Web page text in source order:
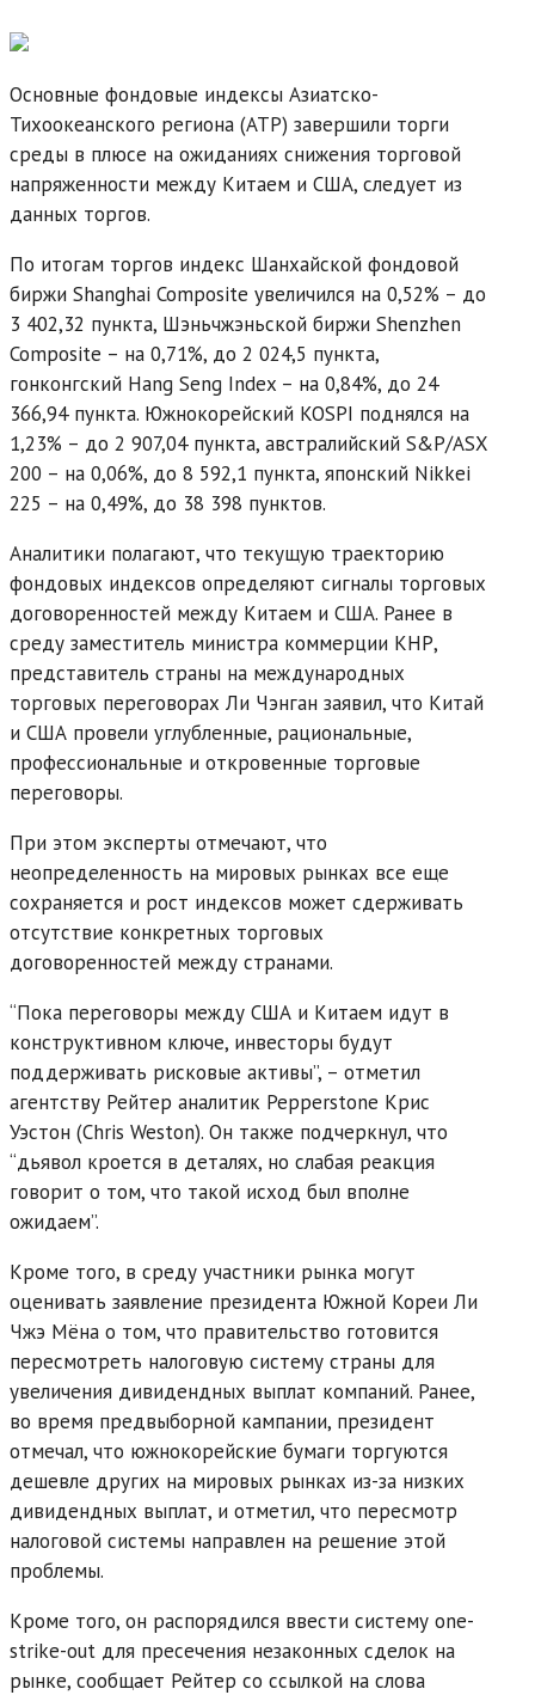
Основные фондовые индексы Азиатско-
Тихоокеанского региона (АТР) завершили торги
среды в плюсе на ожиданиях снижения торговой
напряженности между Китаем и США, следует из
данных торгов.
По итогам торгов индекс Шанхайской фондовой
биржи Shanghai Composite увеличился на 0,52% – до
3 402,32 пункта, Шэньчжэньской биржи Shenzhen
Composite – на 0,71%, до 2 024,5 пункта,
гонконгский Hang Seng Index – на 0,84%, до 24
366,94 пункта. Южнокорейский KOSPI поднялся на
1,23% – до 2 907,04 пункта, австралийский S&P/ASX
200 – на 0,06%, до 8 592,1 пункта, японский Nikkei
225 – на 0,49%, до 38 398 пунктов.
Аналитики полагают, что текущую траекторию
фондовых индексов определяют сигналы торговых
договоренностей между Китаем и США. Ранее в
среду заместитель министра коммерции КНР,
представитель страны на международных
торговых переговорах Ли Чэнган заявил, что Китай
и США провели углубленные, рациональные,
профессиональные и откровенные торговые
переговоры.
При этом эксперты отмечают, что
неопределенность на мировых рынках все еще
сохраняется и рост индексов может сдерживать
отсутствие конкретных торговых
договоренностей между странами.
“Пока переговоры между США и Китаем идут в
конструктивном ключе, инвесторы будут
поддерживать рисковые активы”, – отметил
агентству Рейтер аналитик Pepperstone Крис
Уэстон (Chris Weston). Он также подчеркнул, что
“дьявол кроется в деталях, но слабая реакция
говорит о том, что такой исход был вполне
ожидаем”.
Кроме того, в среду участники рынка могут
оценивать заявление президента Южной Кореи Ли
Чжэ Мёна о том, что правительство готовится
пересмотреть налоговую систему страны для
увеличения дивидендных выплат компаний. Ранее,
во время предвыборной кампании, президент
отмечал, что южнокорейские бумаги торгуются
дешевле других на мировых рынках из-за низких
дивидендных выплат, и отметил, что пересмотр
налоговой системы направлен на решение этой
проблемы.
Кроме того, он распорядился ввести систему one-
strike-out для пресечения незаконных сделок на
рынке, сообщает Рейтер со ссылкой на слова